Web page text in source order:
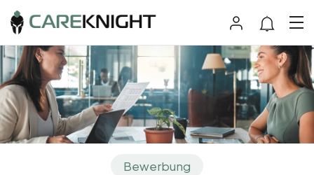
Bewerbung